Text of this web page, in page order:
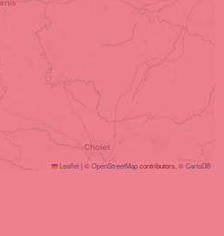
Leaflet| ©OpenStreetMapcontributors, ©CartoDB